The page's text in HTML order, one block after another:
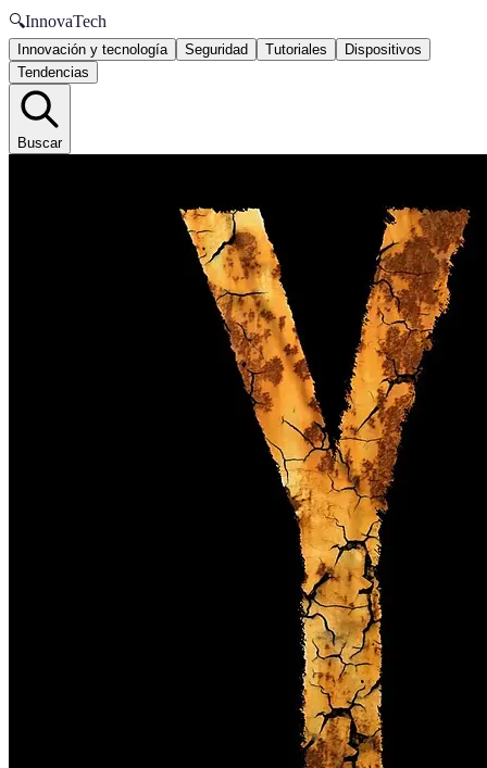
🔍InnovaTech
Innovación y tecnología Seguridad Tutoriales
Dispositivos
Tendencias
Buscar